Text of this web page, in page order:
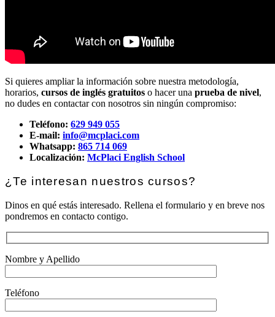
Si quieres ampliar la información sobre nuestra metodología,
horarios, cursos de inglés gratuitos o hacer una prueba de nivel,
no dudes en contactar con nosotros sin ningún compromiso:
Teléfono: 629 949 055
E-mail: info@mcplaci.com
Whatsapp: 865 714 069
Localización: McPlaci English School
¿Te interesan nuestros cursos?
Dinos en qué estás interesado. Rellena el formulario y en breve nos
pondremos en contacto contigo.
Nombre y Apellido
Teléfono